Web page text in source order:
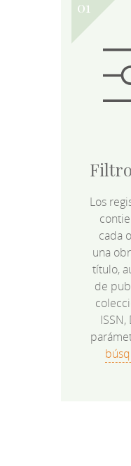
Los
cada
una
título,
de
ISSN,